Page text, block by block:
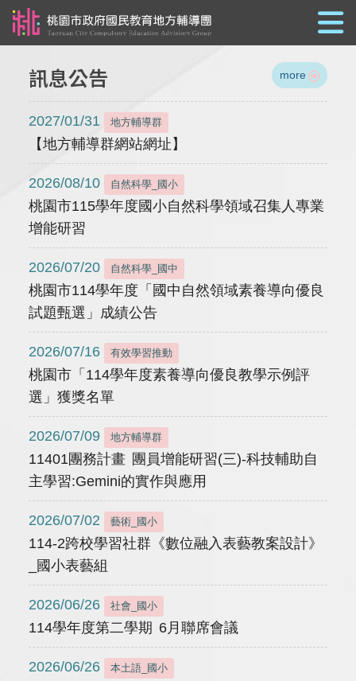
訊息公告 more
2027/01/31 地方輔導群
【地方輔導群網站網址】
2026/08/10 自然科學_國小
桃園市115學年度國小自然科學領域召集人專業
增能研習
2026/07/20 自然科學_國中
桃園市114學年度「國中自然領域素養導向優良
試題甄選」成績公告
2026/07/16 有效學習推動
桃園市「114學年度素養導向優良教學示例評
選」獲獎名單
2026/07/09 地方輔導群
11401團務計畫 團員增能研習(三)-科技輔助自
主學習:Gemini的實作與應用
2026/07/02 藝術_國小
114-2跨校學習社群《數位融入表藝教案設計》
_國小表藝組
2026/06/26 社會_國小
114學年度第二學期 6月聯席會議
2026/06/26 本土語_國小